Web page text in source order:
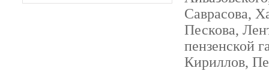
Саврасова,
Пескова,
пензенской
Кириллов,